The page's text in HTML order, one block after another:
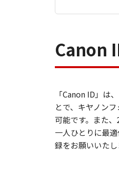
Canon
「Canon ID」は
とで、キヤノン
可能です。また
一人ひとりに最
録をお願いいた